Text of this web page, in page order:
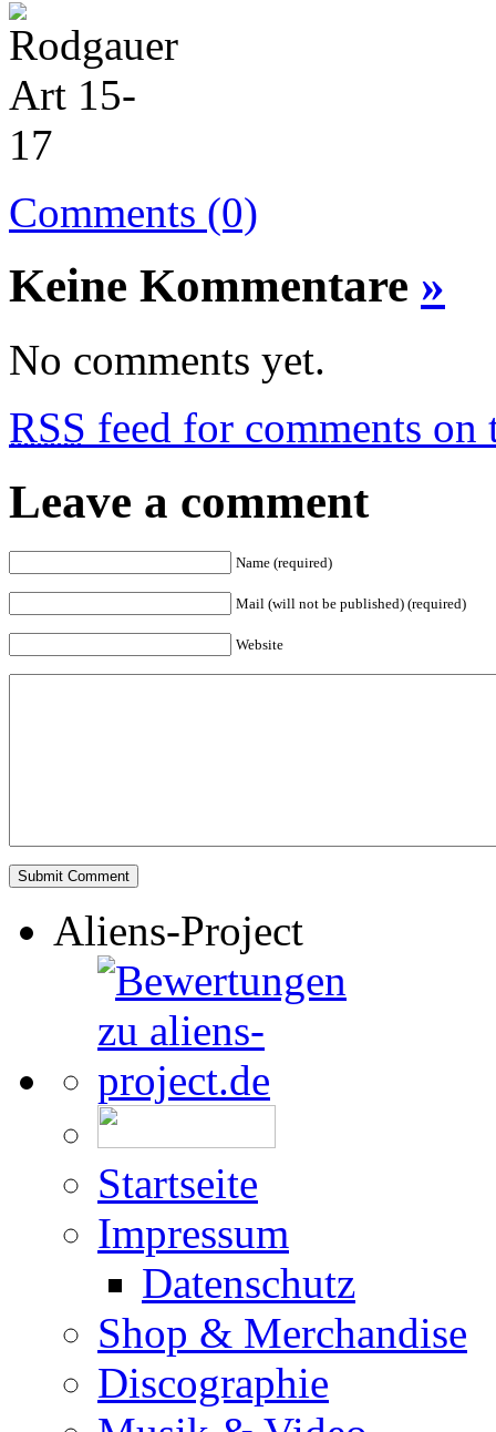
Comments (0)
Keine Kommentare »
No comments yet.
RSS feed for comments on
Leave a comment
Name (required)
Mail (will not be published) (required)
Website
Aliens-Project
Startseite
Impressum
Datenschutz
Shop & Merchandise
Discographie